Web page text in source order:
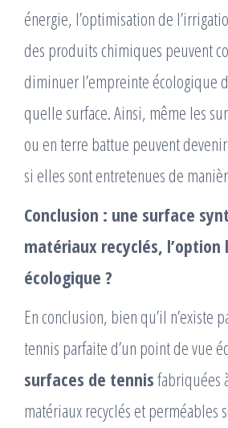
énergie, l’optimisation de
des produits chimiques peuvent
diminuer l’empreinte écologique
quelle surface. Ainsi, même les
ou en terre battue peuvent
si elles sont entretenues de
Conclusion : une surface
matériaux recyclés, l’option
écologique ?
En conclusion, bien qu’il n’existe
tennis parfaite d’un point de vue
surfaces de tennisfabriquées
matériaux recyclés et